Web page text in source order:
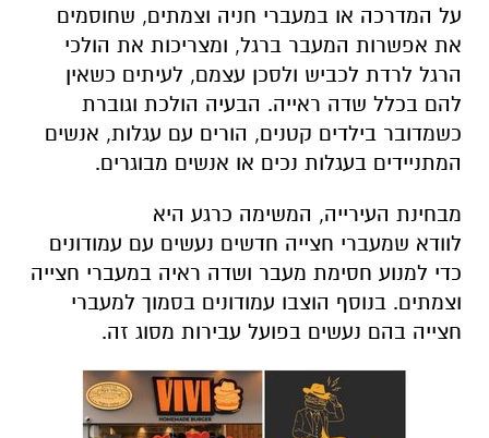
על המדרכה או במעברי חניה וצמתים, שחוסמים
את אפשרות המעבר ברגל, ומצריכות את הולכי
הרגל לרדת לכביש ולסכן עצמם, לעיתים כשאין
להם בכלל שדה ראייה. הבעיה הולכת וגוברת
כשמדובר בילדים קטנים, הורים עם עגלות, אנשים
המתניידים בעגלות נכים או אנשים מבוגרים.
מבחינת העירייה, המשימה כרגע היא
לוודא שמעברי חצייה חדשים נעשים עם עמודונים
כדי למנוע חסימת מעבר ושדה ראיה במעברי חצייה
וצמתים. בנוסף הוצבו עמודונים בסמוך למעברי
חצייה בהם נעשים בפועל עבירות מסוג זה.